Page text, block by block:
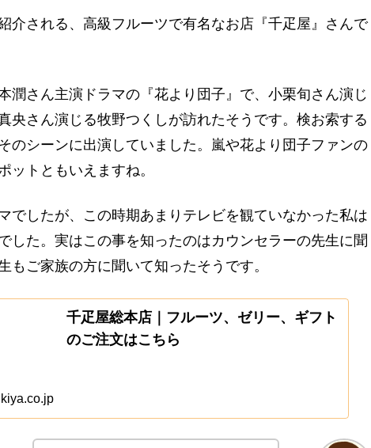
介される、高級フルーツで有名なお店『千疋屋』さんで
潤さん主演ドラマの『花より団子』で、小栗旬さん演じ
央さん演じる牧野つくしが訪れたそうです。検お索する
のシーンに出演していました。嵐や花より団子ファンの
ットともいえますね。
でしたが、この時期あまりテレビを観ていなかった私は
した。実はこの事を知ったのはカウンセラーの先生に聞
もご家族の方に聞いて知ったそうです。
千疋屋総本店｜フルーツ、ゼリー、ギフト
のご注文はこちら